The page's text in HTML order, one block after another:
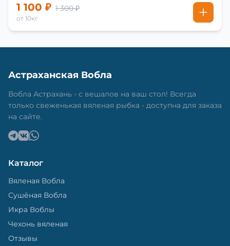
1 100 ₽ 1 300 ₽
от 10кг
Астраханская Вобла
Вобла Астрахань - с вешалов на ваш стол! Всегда
только свеженькая вяленая рыбка - доступна для заказа
на сайте.
Каталог
Вяленая Вобла
Сушёная Вобла
Икра Воблы
Чехонь вяленая
Отзывы